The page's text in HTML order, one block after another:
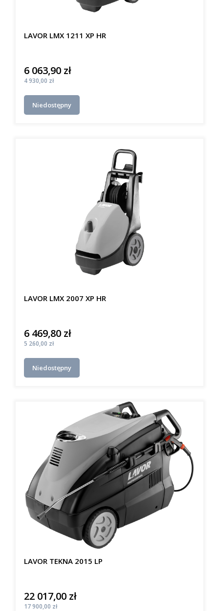
LAVOR LMX 1211 XP HR
Cena
6 063,90 zł
Cena
4 930,00 zł
Niedostępny
LAVOR LMX 2007 XP HR
Cena
6 469,80 zł
Cena
5 260,00 zł
Niedostępny
LAVOR TEKNA 2015 LP
Cena
22 017,00 zł
Cena
17 900,00 zł